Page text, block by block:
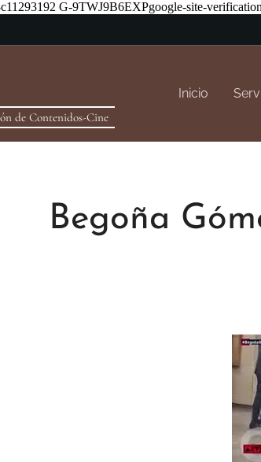
G-9TWJ9B6EXPgoogle-site-
de Contenidos-Cine
Inicio
Begoña